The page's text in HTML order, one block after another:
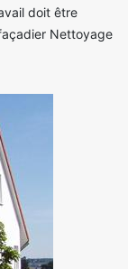
doit être
Nettoyage